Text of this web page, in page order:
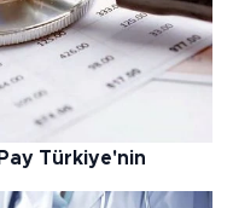
Türkiye'nin